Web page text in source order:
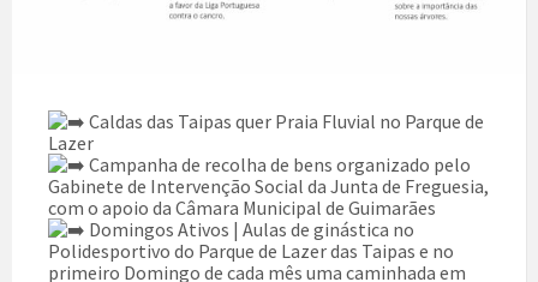
Caldas das Taipas quer Praia Fluvial no Parque de
Lazer
Campanha de recolha de bens organizado pelo
Gabinete de Intervenção Social da Junta de Freguesia,
com o apoio da Câmara Municipal de Guimarães
Domingos Ativos | Aulas de ginástica no
Polidesportivo do Parque de Lazer das Taipas e no
primeiro Domingo de cada mês uma caminhada em